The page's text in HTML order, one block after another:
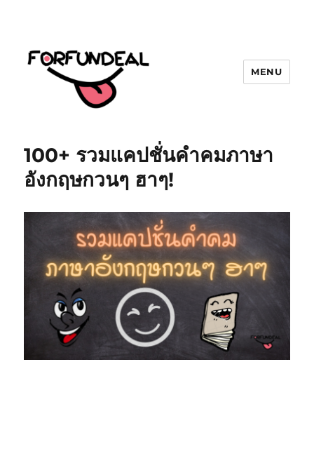
พังเพยสำนวนสุภาษิต, กลอน, มีมโดนๆ
2025 ฮาๆ
MENU
100+ รวมแคปชั่นคำคมภาษา
อังกฤษกวนๆ ฮาๆ!